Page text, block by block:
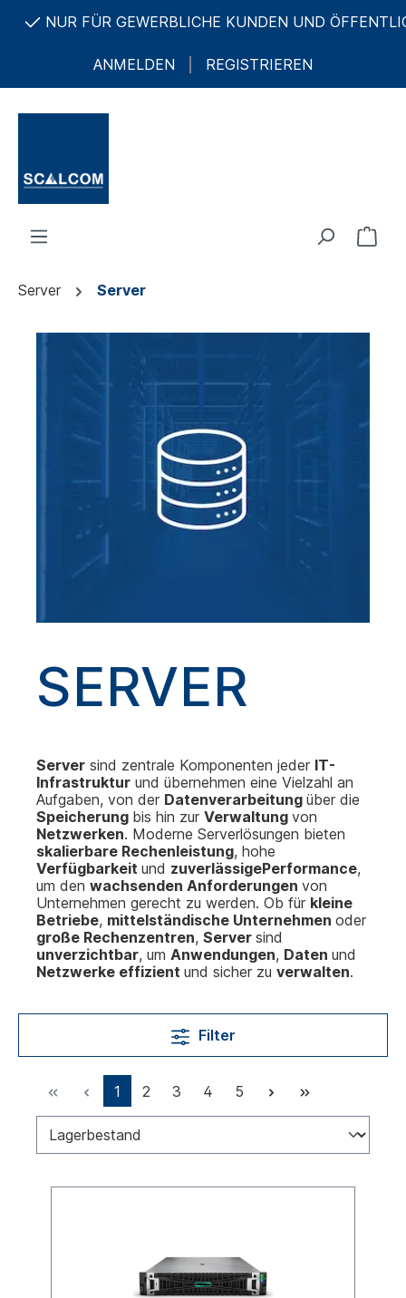
GEWERBLICHE KUNDEN UND ÖFFENTLICHE
ANMELDEN REGISTRIEREN
Server Server
SERVER
Server sind zentrale Komponenten jeder IT-
Infrastruktur und übernehmen eine Vielzahl an
Aufgaben, von der Datenverarbeitung über die
Speicherung bis hin zur Verwaltung von
Netzwerken. Moderne Serverlösungen bieten
skalierbare Rechenleistung, hohe
Verfügbarkeit und zuverlässigePerformance,
um den wachsenden Anforderungen von
Unternehmen gerecht zu werden. Ob für kleine
Betriebe, mittelständische Unternehmen oder
große Rechenzentren, Server sind
unverzichtbar, um Anwendungen, Daten und
Netzwerke effizient und sicher zu verwalten.
Filter
1 2 3 4 5